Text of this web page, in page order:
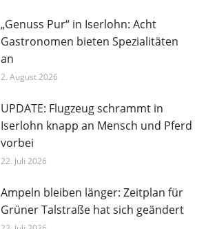
„Genuss Pur“ in Iserlohn: Acht
Gastronomen bieten Spezialitäten
an
2. August 2026
UPDATE: Flugzeug schrammt in
Iserlohn knapp an Mensch und Pferd
vorbei
22. Juli 2026
Ampeln bleiben länger: Zeitplan für
Grüner Talstraße hat sich geändert